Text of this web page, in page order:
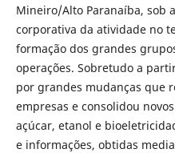
Mineiro/Alto Paranaíba, sob
corporativa da atividade no
formação dos grandes
operações. Sobretudo a
por grandes mudanças que
empresas e consolidou
açúcar, etanol e
e informações, obtidas